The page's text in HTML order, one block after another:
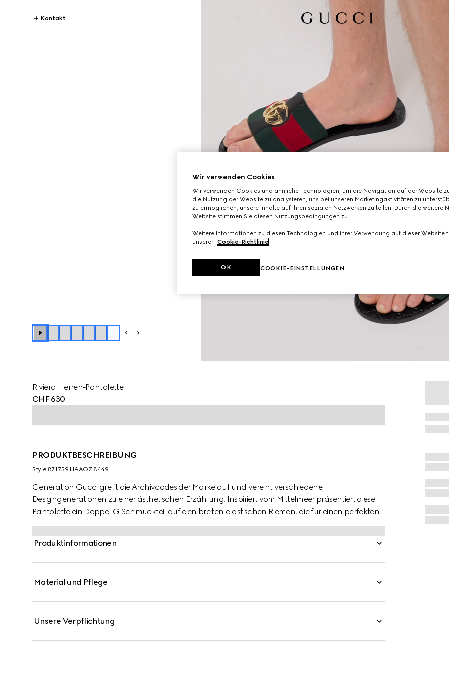
Kontakt
Riviera Herren-Pantolette
CHF 630
PRODUKTBESCHREIBUNG
Style ‎871759 HAAOZ 8449
Generation Gucci greift die Archivcodes der Marke auf und vereint verschiedene
Designgenerationen zu einer ästhetischen Erzählung. Inspiriert vom Mittelmeer präsentiert diese
Pantolette ein Doppel G Schmuckteil auf den breiten elastischen Riemen, die für einen perfekten
Sitz sorgen. Komplettiert durch eine geprägte GG Ledereinlegesohle, verbindet dieser Stil
charakteristisches Design mit müheloser Leichtigkeit.
Produktinformationen
Material und Pflege
Unsere Verpflichtung
Wir verwenden Cookies
Wir verwenden Cookies und ähnliche Technologien, um die Navigation auf der Website
die Nutzung der Website zu analysieren, uns bei unseren Marketingaktivitäten zu
zu ermöglichen, unsere Inhalte auf Ihren sozialen Netzwerken zu teilen. Durch die weitere
Website stimmen Sie diesen Nutzungsbedingungen zu.
Weitere Informationen zu diesen Technologien und ihrer Verwendung auf dieser Website
unserer Cookie-Richtlinie
COOKIE-EINSTELLUNGEN
OK